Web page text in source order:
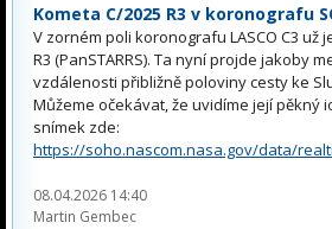
Kometa C/2025 R3 v koronografu
V zorném poli koronografu LASCO C3 už
R3 (PanSTARRS). Ta nyní projde jakoby
vzdálenosti přibližně poloviny cesty ke
Můžeme očekávat, že uvidíme její pěkný
snímek zde:
https://soho.nascom.nasa.gov/data/
08.04.2026 14:40
Martin Gembec